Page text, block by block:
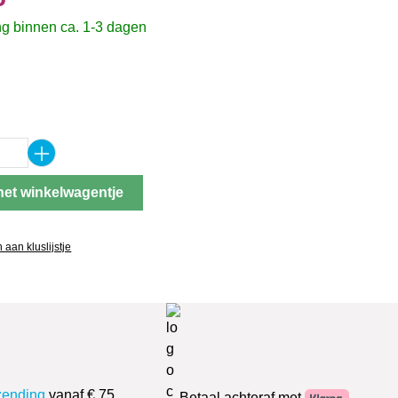
binnen ca. 1-3 dagen
Voer de gewenste
winkelwagentje
aan kluslijstje
vanaf € 75